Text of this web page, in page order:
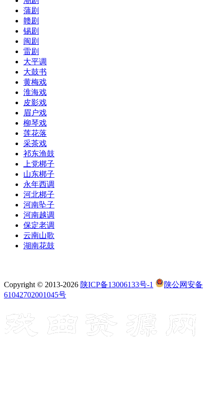
蒲剧
赣剧
锡剧
闽剧
雷剧
大平调
大鼓书
黄梅戏
淮海戏
皮影戏
眉户戏
柳琴戏
莲花落
采茶戏
祁东渔鼓
上党梆子
山东梆子
永年西调
河北梆子
河南坠子
河南越调
保定老调
云南山歌
湖南花鼓
Copyright © 2013-2026 陕ICP备13006133号-1
陕公网安备
61042702001045号